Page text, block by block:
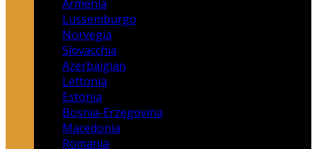
Armenia
Lussemburgo
Norvegia
Slovacchia
Azerbaigian
Lettonia
Estonia
Bosnia-Erzegovina
Macedonia
Romania